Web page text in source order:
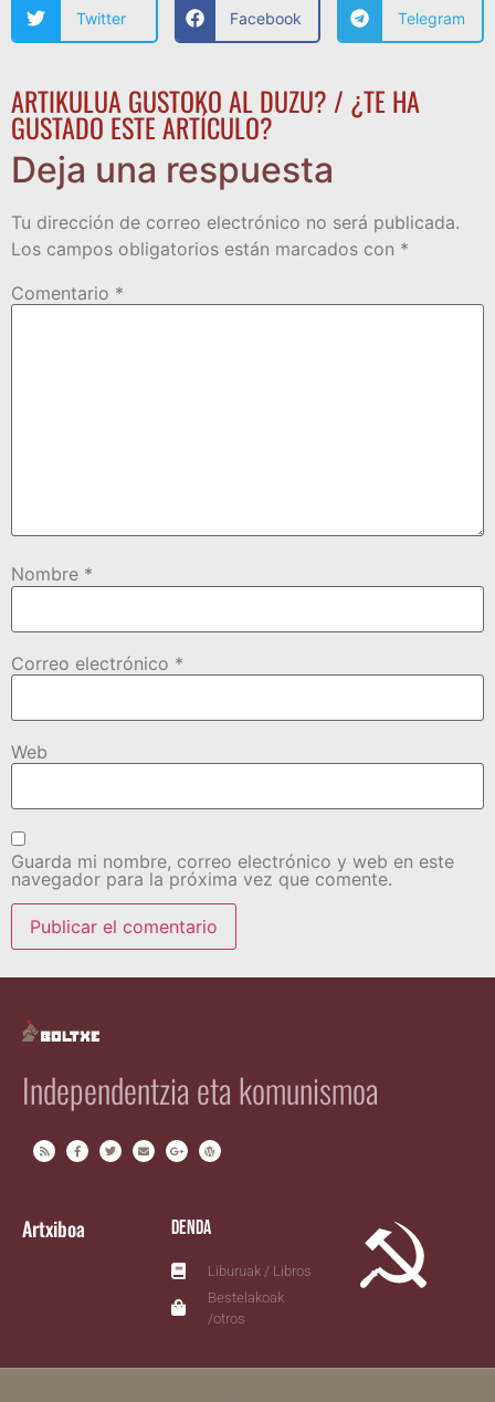
Twitter Facebook Telegram
ARTIKULUA GUSTOKO AL DUZU? / ¿TE HA
GUSTADO ESTE ARTÍCULO?
Deja una respuesta
Tu dirección de correo electrónico no será publicada.
Los campos obligatorios están marcados con *
Comentario *
Nombre *
Correo electrónico *
Web
Guarda mi nombre, correo electrónico y web en este
navegador para la próxima vez que comente.
Independentzia eta komunismoa
Artxiboa Denda
Liburuak / Libros
Bestelakoak
/otros